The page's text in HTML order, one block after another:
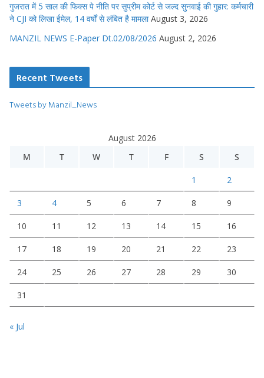
गुजरात में 5 साल की फिक्स पे नीति पर सुप्रीम कोर्ट से जल्द सुनवाई की गुहार: कर्मचारी
ने CJI को लिखा ईमेल, 14 वर्षों से लंबित है मामला August 3, 2026
MANZIL NEWS E-Paper Dt.02/08/2026 August 2, 2026
Recent Tweets
Tweets by Manzil_News
August 2026
M
T W T F S S
1 2
3 4 5 6 7 8 9
10 11 12 13 14 15 16
17 18 19 20 21 22 23
24 25 26 27 28 29 30
31
« Jul